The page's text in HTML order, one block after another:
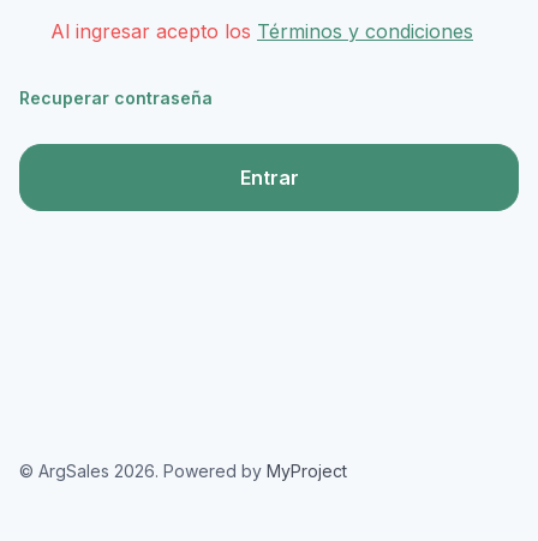
Al ingresar acepto los Términos y condiciones
Recuperar contraseña
Entrar
© ArgSales 2026. Powered by MyProject